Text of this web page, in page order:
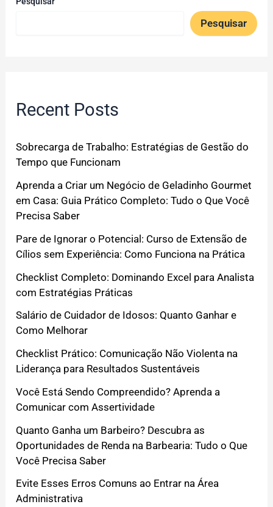
Pesquisar
Recent Posts
Sobrecarga de Trabalho: Estratégias de Gestão do
Tempo que Funcionam
Aprenda a Criar um Negócio de Geladinho Gourmet
em Casa: Guia Prático Completo: Tudo o Que Você
Precisa Saber
Pare de Ignorar o Potencial: Curso de Extensão de
Cílios sem Experiência: Como Funciona na Prática
Checklist Completo: Dominando Excel para Analista
com Estratégias Práticas
Salário de Cuidador de Idosos: Quanto Ganhar e
Como Melhorar
Checklist Prático: Comunicação Não Violenta na
Liderança para Resultados Sustentáveis
Você Está Sendo Compreendido? Aprenda a
Comunicar com Assertividade
Quanto Ganha um Barbeiro? Descubra as
Oportunidades de Renda na Barbearia: Tudo o Que
Você Precisa Saber
Evite Esses Erros Comuns ao Entrar na Área
Administrativa